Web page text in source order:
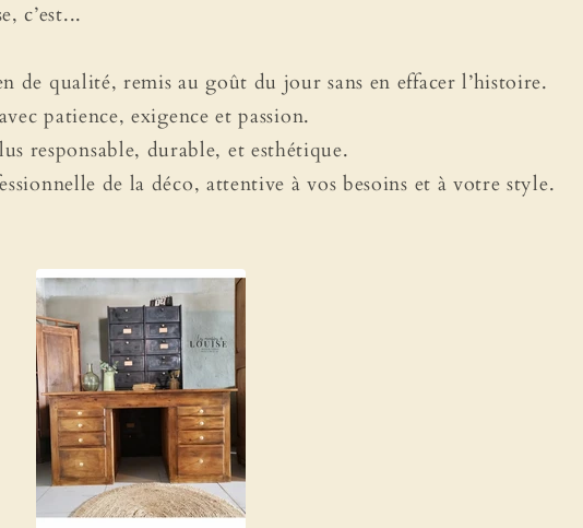
c’est...
de qualité, remis au goût du jour sans en effacer l’histoire.
patience, exigence et passion.
responsable, durable, et esthétique.
de la déco, attentive à vos besoins et à votre style.